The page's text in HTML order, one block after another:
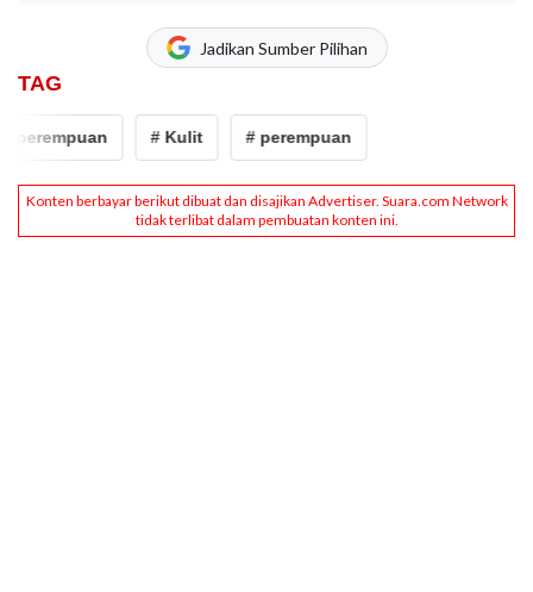
Jadikan Sumber Pilihan
TAG
perempuan # Kulit # perempuan